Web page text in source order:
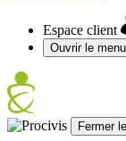
Espace client
Ouvrir le menu
Fermer